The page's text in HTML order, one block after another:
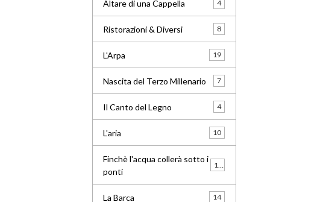
Altare di una Cappella 4
Ristorazioni & Diversi 8
L'Arpa 19
Nascita del Terzo Millenario 7
Il Canto del Legno 4
L'aria 10
Finchè l'acqua collerà sotto i
ponti
La Barca 14